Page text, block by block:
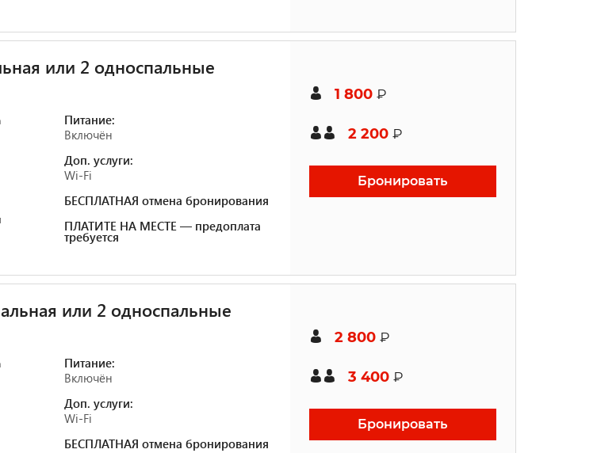
или 2 односпальные
Питание:
Включён
Доп. услуги:
Wi-Fi
БЕСПЛАТНАЯ отмена бронирования
ПЛАТИТЕ НА МЕСТЕ — предоплата
требуется
1 800 ₽
2 200 ₽
Бронировать
или 2 односпальные
Питание:
Включён
Доп. услуги:
Wi-Fi
БЕСПЛАТНАЯ отмена бронирования
2 800 ₽
3 400 ₽
Бронировать